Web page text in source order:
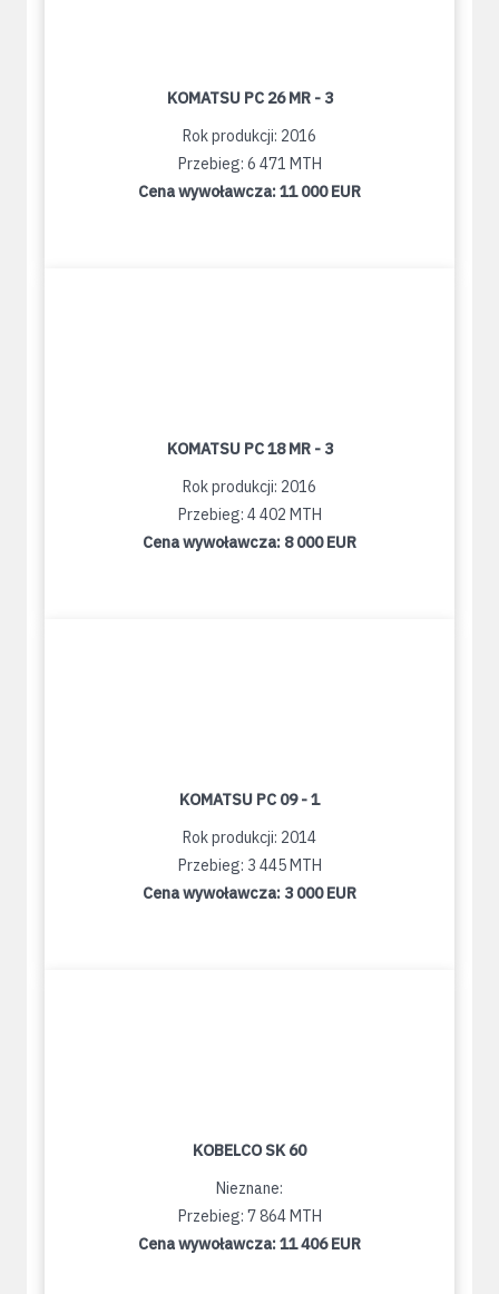
KOMATSU PC 26 MR - 3
Rok produkcji: 2016
Przebieg: 6 471 MTH
Cena wywoławcza:11 000 EUR
KOMATSU PC 18 MR - 3
Rok produkcji: 2016
Przebieg: 4 402 MTH
Cena wywoławcza: 8 000 EUR
KOMATSU PC 09 - 1
Rok produkcji: 2014
Przebieg: 3 445 MTH
Cena wywoławcza: 3 000 EUR
KOBELCO SK 60
Nieznane:
Przebieg: 7 864 MTH
Cena wywoławcza:11 406 EUR